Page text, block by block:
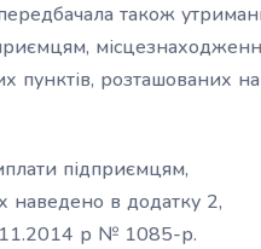
також
розташованих на
підприємцям,
наведено в додатку 2,
р № 1085-р.